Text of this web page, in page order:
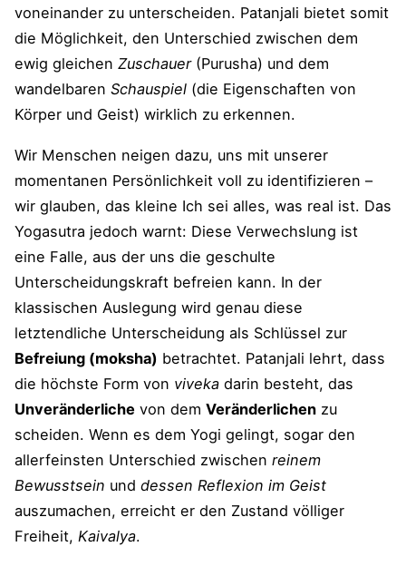
voneinander zu unterscheiden. Patanjali bietet somit
die Möglichkeit, den Unterschied zwischen dem
ewig gleichen Zuschauer(Purusha) und dem
wandelbaren Schauspiel (die Eigenschaften von
Körper und Geist) wirklich zu erkennen.
Wir Menschen neigen dazu, uns mit unserer
momentanen Persönlichkeit voll zu identifizieren –
wir glauben, das kleine Ich sei alles, was real ist. Das
Yogasutra jedoch warnt: Diese Verwechslung ist
eine Falle, aus der uns die geschulte
Unterscheidungskraft befreien kann. In der
klassischen Auslegung wird genau diese
letztendliche Unterscheidung als Schlüssel zur
Befreiung (moksha) betrachtet. Patanjali lehrt, dass
die höchste Form von viveka darin besteht, das
Unveränderliche von dem Veränderlichen zu
scheiden. Wenn es dem Yogi gelingt, sogar den
allerfeinsten Unterschied zwischen reinem
Bewusstsein und dessen Reflexion im Geist
auszumachen, erreicht er den Zustand völliger
Freiheit, Kaivalya.